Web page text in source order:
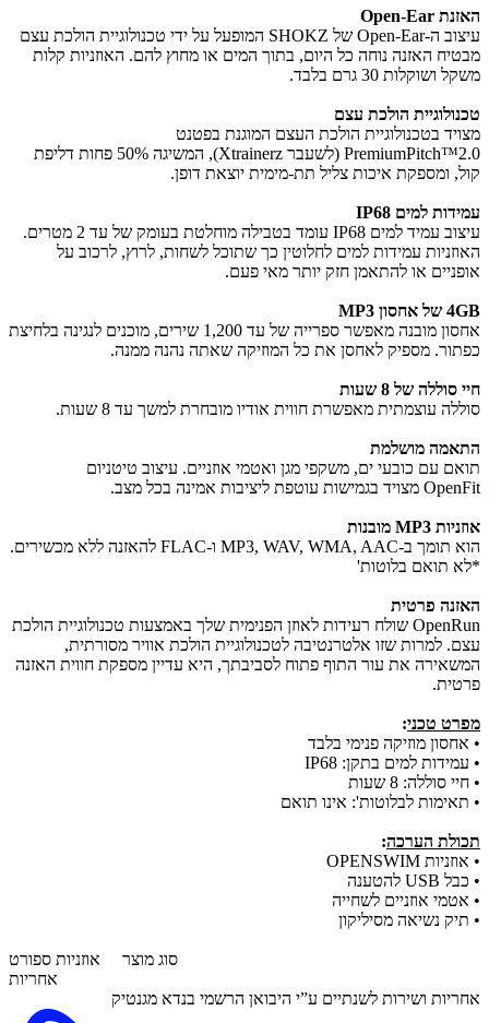
האזנת Open-Ear
עיצוב ה-Open-Ear של SHOKZ המופעל על ידי טכנולוגיית הולכת עצם
מבטיח האזנה נוחה כל היום, בתוך המים או מחוץ להם. האוזניות קלות
משקל ושוקלות 30 גרם בלבד.
טכנולוגיית הולכת עצם
מצויד בטכנולוגיית הולכת העצם המוגנת בפטנט
PremiumPitch™2.0 (לשעבר Xtrainerz), המשיגה 50% פחות דליפת
קול, ומספקת איכות צליל תת-מימית יוצאת דופן.
עמידות למים IP68
עיצוב עמיד למים IP68 עומד בטבילה מוחלטת בעומק של עד 2 מטרים.
האוזניות עמידות למים לחלוטין כך שתוכל לשחות, לרוץ, לרכוב על
אופניים או להתאמן חזק יותר מאי פעם.
4GB של אחסון MP3
אחסון מובנה מאפשר ספרייה של עד 1,200 שירים, מוכנים לנגינה בלחיצת
כפתור. מספיק לאחסן את כל המוזיקה שאתה נהנה ממנה.
חיי סוללה של 8 שעות
סוללה עוצמתית מאפשרת חווית אודיו מובחרת למשך עד 8 שעות.
התאמה מושלמת
תואם עם כובעי ים, משקפי מגן ואטמי אוזניים. עיצוב טיטניום
OpenFit מצויד בגמישות עוטפת ליציבות אמינה בכל מצב.
אוזניות MP3 מובנות
הוא תומך ב-MP3, WAV, WMA, AAC ו-FLAC להאזנה ללא מכשירים.
*לא תואם בלוטות'
האזנה פרטית
OpenRun שולח רעידות לאוזן הפנימית שלך באמצעות טכנולוגיית הולכת
עצם. למרות שזו אלטרנטיבה לטכנולוגיית הולכת אוויר מסורתית,
המשאירה את עור התוף פתוח לסביבתך, היא עדיין מספקת חווית האזנה
פרטית.
מפרט טכני:
• אחסון מוזיקה פנימי בלבד
• עמידות למים בתקן: IP68
• חיי סוללה: 8 שעות
• תאימות לבלוטות': אינו תואם
תכולת הערכה:
• אוזניות OPENSWIM
• כבל USB להטענה
• אטמי אוזניים לשחייה
• תיק נשיאה מסיליקון
סוג מוצר אוזניות ספורט
אחריות
אחריות ושירות לשנתיים ע”י היבואן הרשמי בנדא מגנטיק